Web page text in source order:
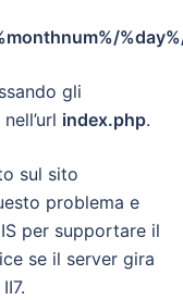
gli
index.php.
sul sito
problema e
per supportare il
se il server gira